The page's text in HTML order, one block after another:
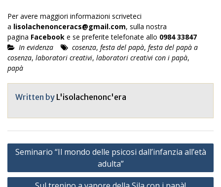
Per avere maggiori informazioni scriveteci
a lisolachenonceracs@gmail.com, sulla nostra
pagina Facebook e se preferite telefonate allo 0984 33847
In evidenza
cosenza, festa del papà, festa del papà a
cosenza, laboratori creativi, laboratori creativi con i papà,
papà
Written by L'isolachenonc'era
Navigazione
Seminario “Il mondo delle psicosi dall’infanzia all’età
adulta”